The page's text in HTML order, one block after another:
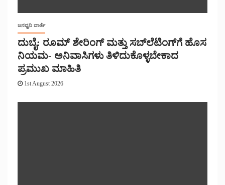
ಜನಧ್ವನಿ ವಾರ್ತೆ
ದುಬೈ: ರೂಮ್ ಶೇರಿಂಗ್ ಮತ್ತು ಸಬ್‌ಲೆಟಿಂಗ್‌ಗೆ ಹೊಸ
ನಿಯಮ- ಅನಿವಾಸಿಗಳು ತಿಳಿದುಕೊಳ್ಳಬೇಕಾದ
ಪ್ರಮುಖ ಮಾಹಿತಿ
1st August 2026